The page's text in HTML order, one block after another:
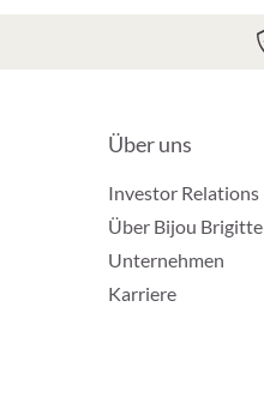
Über uns
Investor Relations
Über Bijou Brigitte
Unternehmen
Karriere